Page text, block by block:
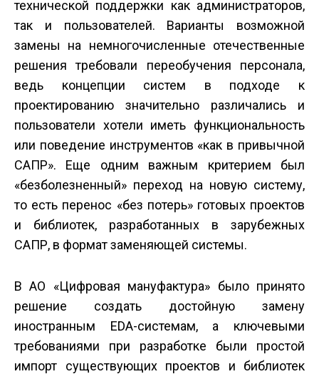
технической поддержки как администраторов,
так и пользователей. Варианты возможной
замены на немногочисленные отечественные
решения требовали переобучения персонала,
ведь концепции систем в подходе к
проектированию значительно различались и
пользователи хотели иметь функциональность
или поведение инструментов «как в привычной
САПР». Еще одним важным критерием был
«безболезненный» переход на новую систему,
то есть перенос «без потерь» готовых проектов
и библиотек, разработанных в зарубежных
САПР, в формат заменяющей системы.
В АО «Цифровая мануфактура» было принято
решение создать достойную замену
иностранным EDA-системам, а ключевыми
требованиями при разработке были простой
импорт существующих проектов и библиотек